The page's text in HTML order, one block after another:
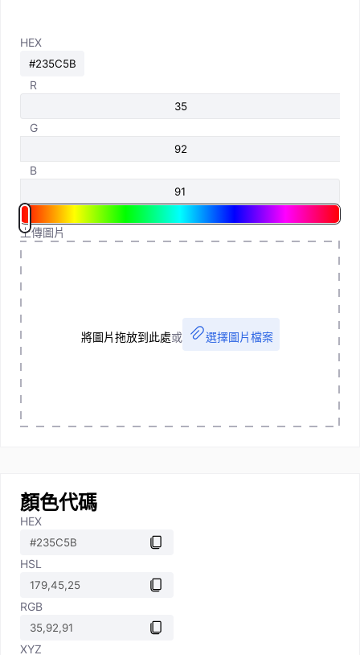
HEX
R
G
B
上傳圖片
將圖片拖放到此處或 選擇圖片檔案
顏色代碼
HEX
HSL
RGB
XYZ